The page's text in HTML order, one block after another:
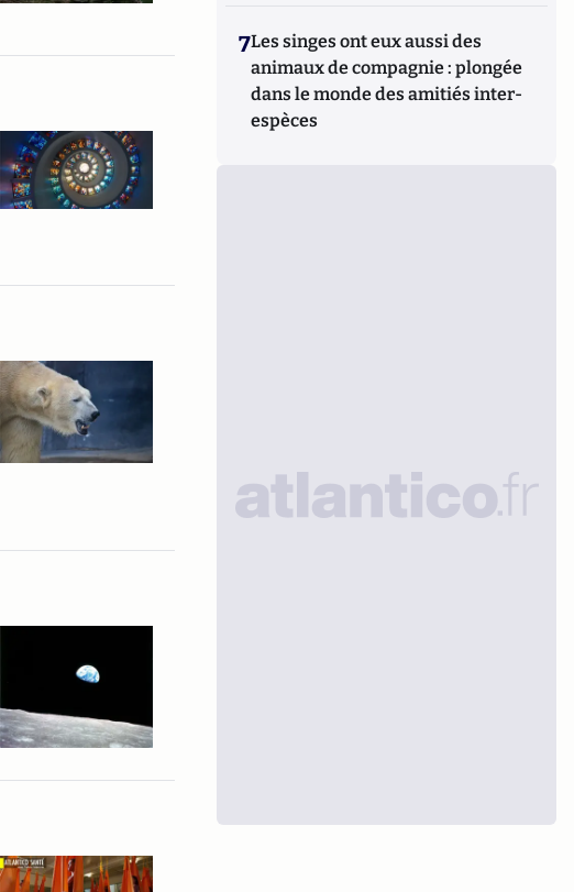
7Les singes ont eux aussi des
animaux de compagnie : plongée
dans le monde des amitiés inter-
espèces